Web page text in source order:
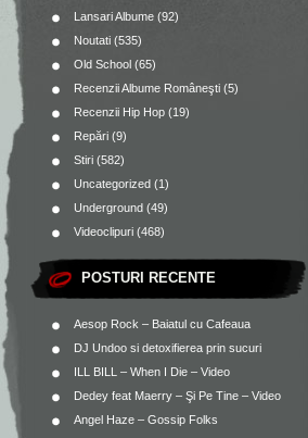
Lansari Albume (92)
Noutati (535)
Old School (65)
Recenzii Albume Româneşti (5)
Recenzii Hip Hop (19)
Repări (9)
Stiri (582)
Uncategorized (1)
Underground (49)
Videoclipuri (468)
POSTURI RECENTE
Aesop Rock – Baiatul cu Cafeaua
DJ Undoo si detoxifierea prin sucuri
ILL BILL – When I Die – Video
Dedey feat Maerry – Şi Pe Tine – Video
Angel Haze – Gossip Folks